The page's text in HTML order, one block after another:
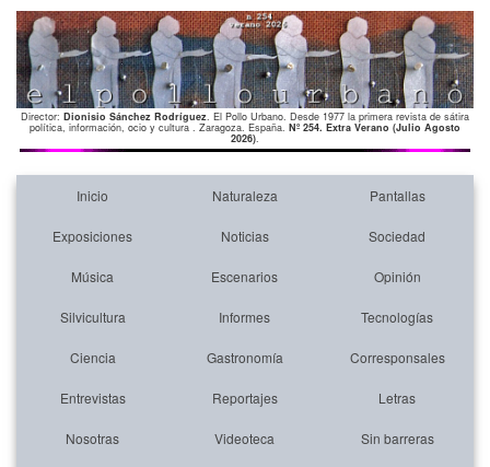
Director: Dionisio Sánchez Rodríguez. El Pollo Urbano. Desde 1977 la primera revista de sátira
política, información, ocio y cultura . Zaragoza. España. Nº 254. Extra Verano (Julio Agosto
2026).
Inicio Naturaleza Pantallas
Exposiciones Noticias Sociedad
Música Escenarios Opinión
Silvicultura Informes Tecnologías
Ciencia Gastronomía Corresponsales
Entrevistas Reportajes Letras
Nosotras Videoteca Sin barreras